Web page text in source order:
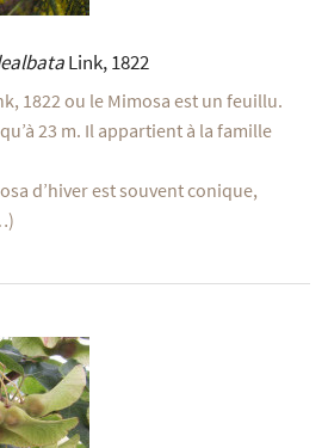
Link, 1822
1822 ou le Mimosa est un feuillu.
23 m. Il appartient à la famille
d’hiver est souvent conique,